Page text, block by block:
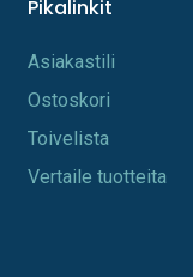
Pikalinkit
A​s​iakastili
Os​toskori
Toi​velista
Vertaile tuotteita